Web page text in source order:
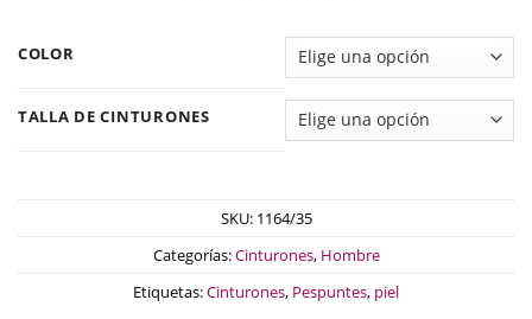
COLOR
TALLA DE CINTURONES
SKU: 1164/35
Categorías:Cinturones, Hombre
Etiquetas:Cinturones, Pespuntes, piel